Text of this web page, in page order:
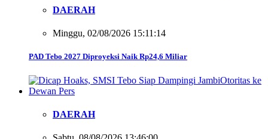
DAERAH
Minggu, 02/08/2026 15:11:14
PAD Tebo 2027 Diproyeksi Naik Rp24,6 Miliar
DAERAH